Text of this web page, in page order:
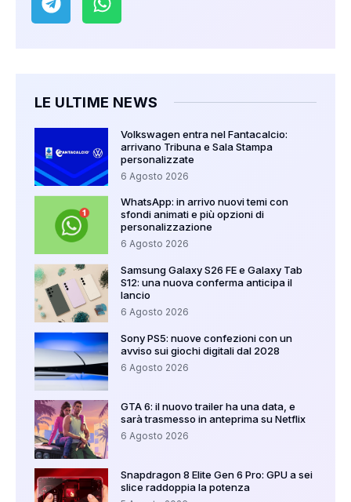
LE ULTIME NEWS
Volkswagen entra nel Fantacalcio:
arrivano Tribuna e Sala Stampa
personalizzate
6 Agosto 2026
WhatsApp: in arrivo nuovi temi con
sfondi animati e più opzioni di
personalizzazione
6 Agosto 2026
Samsung Galaxy S26 FE e Galaxy Tab
S12: una nuova conferma anticipa il
lancio
6 Agosto 2026
Sony PS5: nuove confezioni con un
avviso sui giochi digitali dal 2028
6 Agosto 2026
GTA 6: il nuovo trailer ha una data, e
sarà trasmesso in anteprima su Netflix
6 Agosto 2026
Snapdragon 8 Elite Gen 6 Pro: GPU a sei
slice raddoppia la potenza